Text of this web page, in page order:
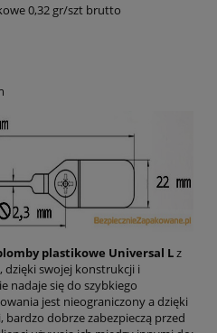
0,32 gr/szt brutto
plastikowe Universal Lz
swojej konstrukcji i
nadaje się do szybkiego
jest nieograniczony a dzięki
dobrze zabezpieczą przed